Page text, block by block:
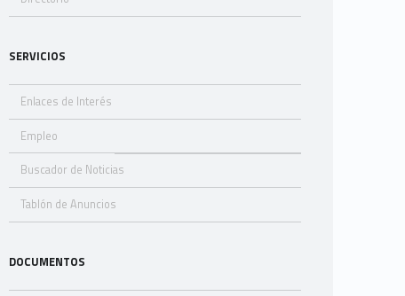
SERVICIOS
Enlaces de Interés
Empleo
Buscador de Noticias
Tablón de Anuncios
DOCUMENTOS